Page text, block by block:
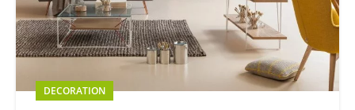
DECORATION